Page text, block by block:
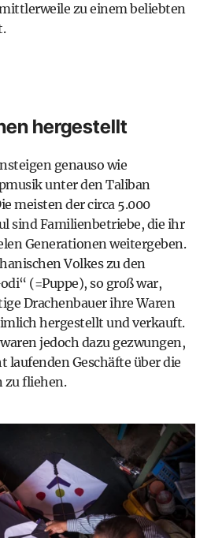
zu einem beliebten
hergestellt
genauso wie
unter den Taliban
meisten der circa 5.000
sind Familienbetriebe, die ihr
Generationen weitergeben.
Volkes zu den
(=Puppe), so groß war,
Drachenbauer ihre Waren
hergestellt und verkauft.
jedoch dazu gezwungen,
laufenden Geschäfte über die
zu fliehen.